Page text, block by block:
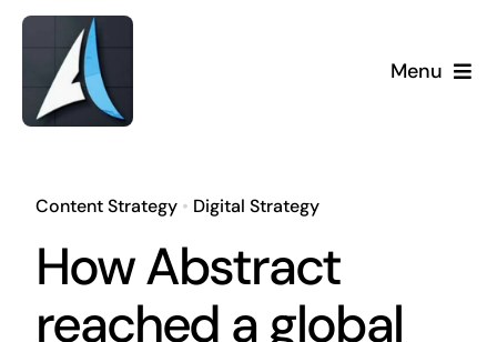
Skip
content
Menu
Content Strategy• Digital Strategy
How Abstract
reached a global